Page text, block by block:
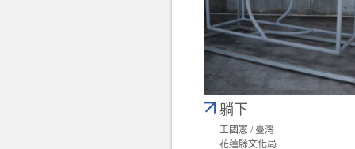
躺下
王國憲 / 臺灣
花蓮縣文化局